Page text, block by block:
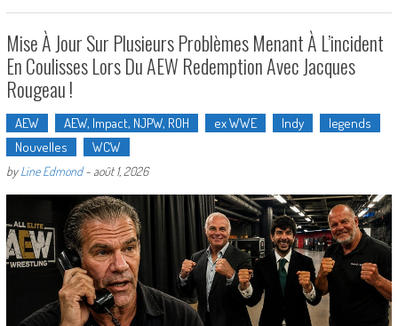
Mise À Jour Sur Plusieurs Problèmes Menant À L’incident
En Coulisses Lors Du AEW Redemption Avec Jacques
Rougeau !
AEW AEW, Impact, NJPW, ROH ex WWE Indy
legends
Nouvelles
WCW
byLine Edmond- août 1, 2026